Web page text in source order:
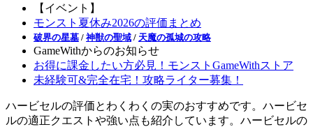
【イベント】
モンスト夏休み2026の評価まとめ
破界の星墓 / 神獣の聖域 / 天魔の孤城の攻略
GameWithからのお知らせ
お得に課金したい方必見！モンストGameWithストア
未経験可&完全在宅！攻略ライター募集！
ハービセルの評価とわくわくの実のおすすめです。ハービセ
ルの適正クエストや強い点も紹介しています。ハービセルの